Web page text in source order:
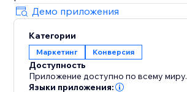
Демо приложения
Категории
Маркетинг Конверсия
Доступность
Приложение доступно по всему миру.
Языки приложения: